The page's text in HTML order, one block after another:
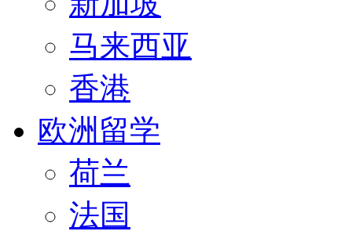
马来西亚
香港
欧洲留学
荷兰
法国